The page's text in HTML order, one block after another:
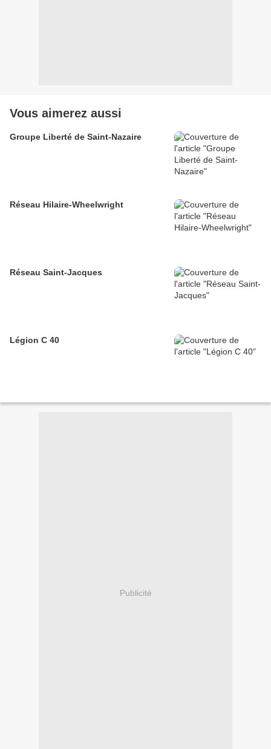
Vous aimerez aussi
Groupe Liberté de Saint-Nazaire
Réseau Hilaire-Wheelwright
Réseau Saint-Jacques
Légion C 40
Publicité